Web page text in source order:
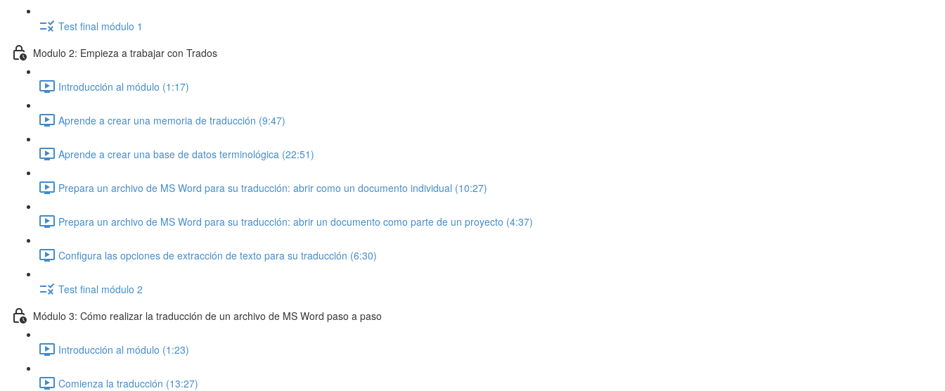
Test final módulo 1
Modulo 2: Empieza a trabajar con Trados
Introducción al módulo (1:17)
Aprende a crear una memoria de traducción (9:47)
Aprende a crear una base de datos terminológica (22:51)
Prepara un archivo de MS Word para su traducción: abrir como un documento individual (10:27)
Prepara un archivo de MS Word para su traducción: abrir un documento como parte de un proyecto (4:37)
Configura las opciones de extracción de texto para su traducción (6:30)
Test final módulo 2
Módulo 3: Cómo realizar la traducción de un archivo de MS Word paso a paso
Introducción al módulo (1:23)
Comienza la traducción (13:27)